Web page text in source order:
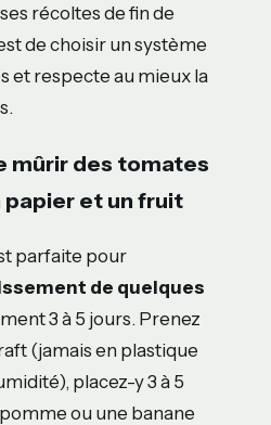
récoltes de fin de
de choisir un système
et respecte au mieux la
mûrir des tomates
papier et un fruit
parfaite pour
de quelques
3 à 5 jours. Prenez
(jamais en plastique
placez-y 3 à 5
ou une banane